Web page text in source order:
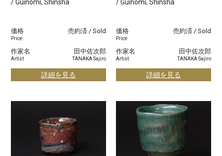
/ Guinomi, Shinsha
価格
Price
売約済 / Sold
作家名
Artist
田中佐次郎
TANAKA Sajiro
詳細を見る
/ Guinomi, Shinsha
価格
Price
売約済 / Sold
作家名
Artist
田中佐次郎
TANAKA Sajiro
詳細を見る